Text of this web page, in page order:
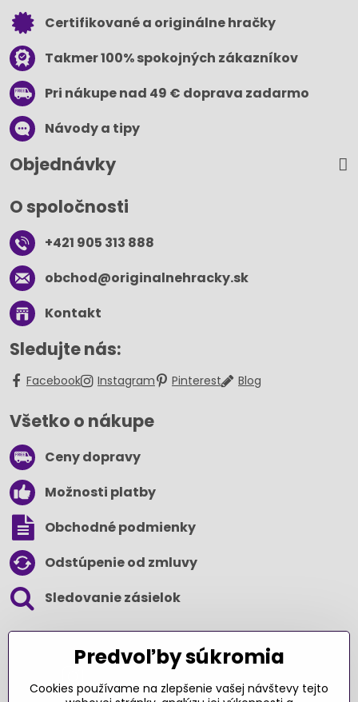
Certifikované a originálne hračky
Takmer 100% spokojných zákazníkov
Pri nákupe nad 49 € doprava zadarmo
Návody a tipy
Objednávky
O spoločnosti
+421 905 313 888
obchod​@originalnehracky​.sk
Kontakt
Sledujte nás:
Facebook Instagram Pinterest Blog
Všetko o nákupe
Ceny dopravy
Možnosti platby
Obchodné podmienky
Odstúpenie od zmluvy
Sledovanie zásielok
Predvoľby súkromia
Cookies používame na zlepšenie vašej návštevy tejto